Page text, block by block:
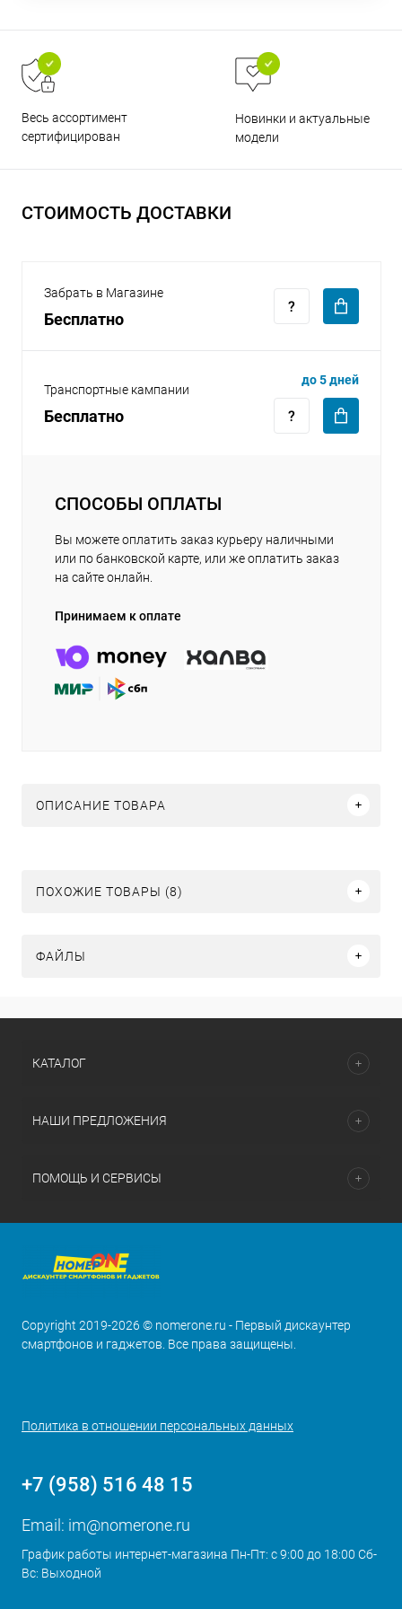
Весь ассортимент
сертифицирован
Новинки и актуальные
модели
СТОИМОСТЬ ДОСТАВКИ
Забрать в Магазине
Бесплатно
Транспортные кампании
Бесплатно
до 5 дней
СПОСОБЫ ОПЛАТЫ
Вы можете оплатить заказ курьеру наличными
или по банковской карте, или же оплатить заказ
на сайте онлайн.
Принимаем к оплате
ОПИСАНИЕ ТОВАРА
ПОХОЖИЕ ТОВАРЫ (8)
ФАЙЛЫ
раз в 2 недели
КАТАЛОГ
НАШИ ПРЕДЛОЖЕНИЯ
ПОМОЩЬ И СЕРВИСЫ
Copyright 2019-2026 © nomerone.ru - Первый дискаунтер
смартфонов и гаджетов. Все права защищены.
Политика в отношении персональных данных
+7 (958) 516 48 15
Email: im@nomerone.ru
График работы интернет-магазина Пн-Пт: с 9:00 до 18:00 Сб-
Вс: Выходной